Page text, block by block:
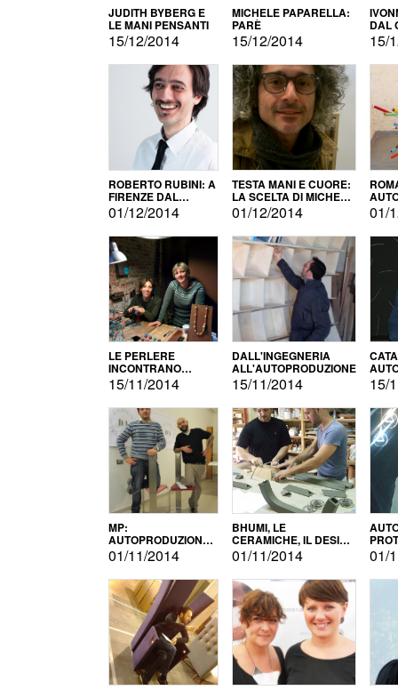
JUDITH BYBERG E
LE MANI PENSANTI
15/12/2014
MICHELE PAPARELLA:
PARÈ
15/12/2014
DAL
15/
ROBERTO RUBINI: A
FIRENZE DAL
PRODOTTO ALLA
PROMOZIONE
01/12/2014
TESTA MANI E CUORE:
LA SCELTA DI MICHELE
BARBERIO
01/12/2014 01/
LE PERLERE
INCONTRANO
L'AUTOPRODUZIONE
15/11/2014
DALL'INGEGNERIA
ALL'AUTOPRODUZIONE
15/11/2014 15/
MP:
AUTOPRODUZIONE
E INNOVAZIONE
01/11/2014
BHUMI, LE
CERAMICHE, IL DESIGN
E L'AUTOPRODUZIONE
01/11/2014 01/